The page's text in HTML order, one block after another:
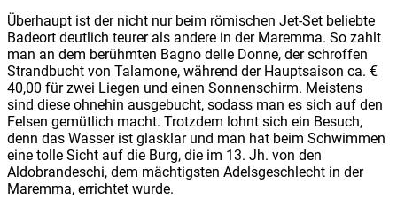
Überhaupt ist der nicht nur beim römischen Jet-Set beliebte
Badeort deutlich teurer als andere in der Maremma. So zahlt
man an dem berühmten Bagno delle Donne, der schroffen
Strandbucht von Talamone, während der Hauptsaison ca. €
40,00 für zwei Liegen und einen Sonnenschirm. Meistens
sind diese ohnehin ausgebucht, sodass man es sich auf den
Felsen gemütlich macht. Trotzdem lohnt sich ein Besuch,
denn das Wasser ist glasklar und man hat beim Schwimmen
eine tolle Sicht auf die Burg, die im 13. Jh. von den
Aldobrandeschi, dem mächtigsten Adelsgeschlecht in der
Maremma, errichtet wurde.